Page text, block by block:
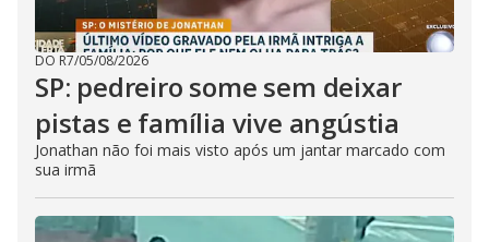
DO R7/05/08/2026
SP: pedreiro some sem deixar
pistas e família vive angústia
Jonathan não foi mais visto após um jantar marcado com
sua irmã